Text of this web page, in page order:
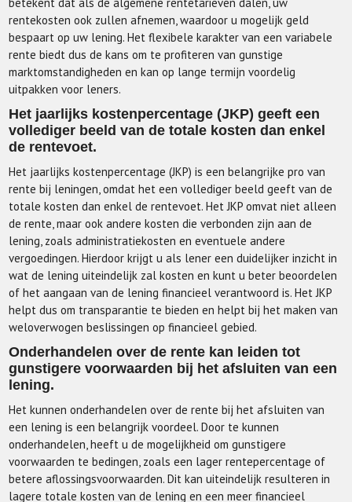
rentekosten ook zullen afnemen, waardoor u mogelijk geld
bespaart op uw lening. Het flexibele karakter van een variabele
rente biedt dus de kans om te profiteren van gunstige
marktomstandigheden en kan op lange termijn voordelig
uitpakken voor leners.
Het jaarlijks kostenpercentage (JKP) geeft een
vollediger beeld van de totale kosten dan enkel
de rentevoet.
Het jaarlijks kostenpercentage (JKP) is een belangrijke pro van
rente bij leningen, omdat het een vollediger beeld geeft van de
totale kosten dan enkel de rentevoet. Het JKP omvat niet alleen
de rente, maar ook andere kosten die verbonden zijn aan de
lening, zoals administratiekosten en eventuele andere
vergoedingen. Hierdoor krijgt u als lener een duidelijker inzicht in
wat de lening uiteindelijk zal kosten en kunt u beter beoordelen
of het aangaan van de lening financieel verantwoord is. Het JKP
helpt dus om transparantie te bieden en helpt bij het maken van
weloverwogen beslissingen op financieel gebied.
Onderhandelen over de rente kan leiden tot
gunstigere voorwaarden bij het afsluiten van een
lening.
Het kunnen onderhandelen over de rente bij het afsluiten van
een lening is een belangrijk voordeel. Door te kunnen
onderhandelen, heeft u de mogelijkheid om gunstigere
voorwaarden te bedingen, zoals een lager rentepercentage of
betere aflossingsvoorwaarden. Dit kan uiteindelijk resulteren in
lagere totale kosten van de lening en een meer financieel